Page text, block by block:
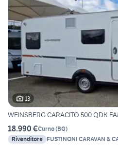
13
WEINSBERG CARACITO 500 QDK
18.990 €Curno(BG)
Rivenditore FUSTINONI CARAVAN &